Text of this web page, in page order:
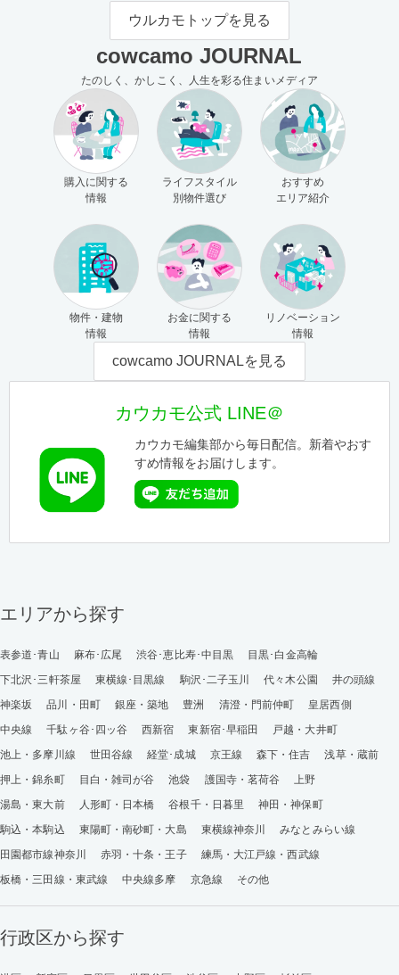
主さま向け）
ウルカモトップを見る
cowcamo JOURNAL
たのしく、かしこく、人生を彩る住まいメディア
購入に関する
情報
ライフスタイル
別物件選び
おすすめ
エリア紹介
物件・建物
情報
お金に関する
情報
リノベーション
情報
cowcamo JOURNALを見る
カウカモ公式 LINE＠
カウカモ編集部から毎日配信。新着やおす
すめ情報をお届けします。
エリアから探す
表参道･青山 麻布･広尾 渋谷･恵比寿･中目黒
目黒･白金高輪
下北沢･三軒茶屋
東横線･目黒線 駒沢･二子玉川 代々木公園
井の頭線
神楽坂
品川・田町 銀座・築地 豊洲 清澄・門前仲町
皇居西側
中央線
千駄ヶ谷･四ッ谷 西新宿 東新宿･早稲田
戸越・大井町
池上・多摩川線
世田谷線 経堂･成城 京王線 森下・住吉
浅草・蔵前
押上・錦糸町
目白・雑司が谷 池袋 護国寺・茗荷谷
上野
湯島・東大前
人形町・日本橋 谷根千・日暮里
神田・神保町
駒込・本駒込
東陽町・南砂町・大島 東横線神奈川
みなとみらい線
田園都市線神奈川
赤羽・十条・王子
練馬・大江戸線・西武線
板橋・三田線・東武線
中央線多摩 京急線 その他
行政区から探す